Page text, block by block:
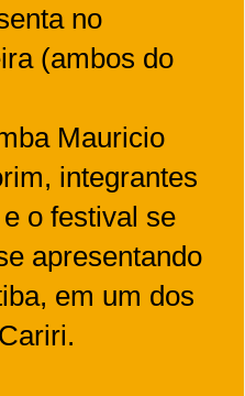
no
(ambos do
Mauricio
integrantes
o festival se
apresentando
em um dos